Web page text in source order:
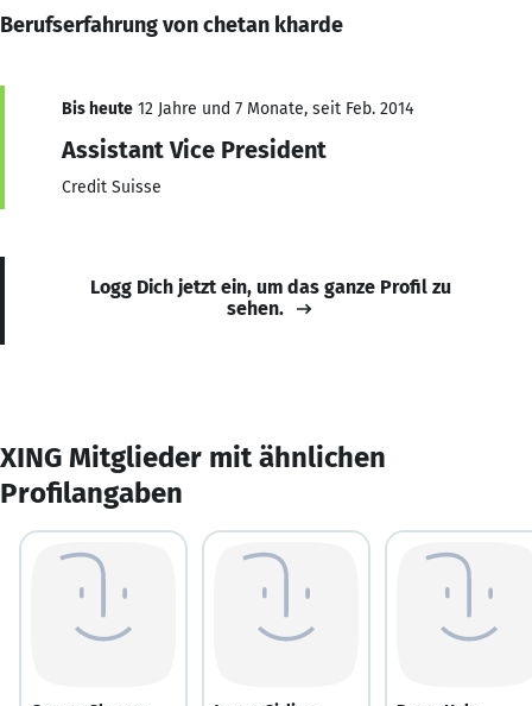
Berufserfahrung von chetan kharde
Bis heute 12 Jahre und 7 Monate, seit Feb. 2014
Assistant Vice President
Credit Suisse
Logg Dich jetzt ein, um das ganze Profil zu
sehen.
XING Mitglieder mit ähnlichen
Profilangaben